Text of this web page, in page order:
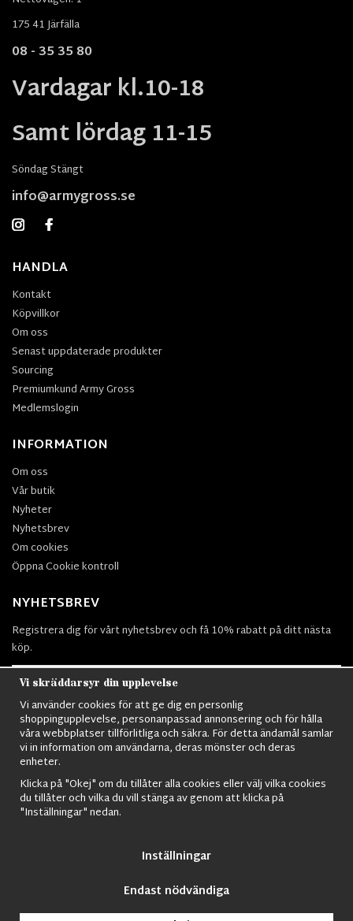
175 41 Järfälla
08 - 35 35 80
Vardagar kl.10-18
Samt lördag 11-15
Söndag Stängt
info@armygross.se
HANDLA
Kontakt
Köpvillkor
Om oss
Senast uppdaterade produkter
Sourcing
Premiumkund Army Gross
Medlemslogin
INFORMATION
Om oss
Vår butik
Nyheter
Nyhetsbrev
Om cookies
Öppna Cookie kontroll
NYHETSBREV
Registrera dig för vårt nyhetsbrev och få 10% rabatt på ditt nästa
köp.
Prenumerera
Nordens största utbud avMilitärkläder,M90 kläder,Militärtöverskott,
Militärutrustning,Ordningsvakt utrustning,
Vintage Army kläder,Sjömanskläder
mycket mer..
Vi skräddarsyr din upplevelse
Vi använder cookies för att ge dig en personlig
shoppingupplevelse, personanpassad annonsering och för hålla
våra webbplatser tillförlitliga och säkra. För detta ändamål samlar
vi in information om användarna, deras mönster och deras
enheter.
Klicka på "Okej" om du tillåter alla cookies eller välj vilka cookies
du tillåter och vilka du vill stänga av genom att klicka på
"Inställningar" nedan.
Inställningar
Endast nödvändiga